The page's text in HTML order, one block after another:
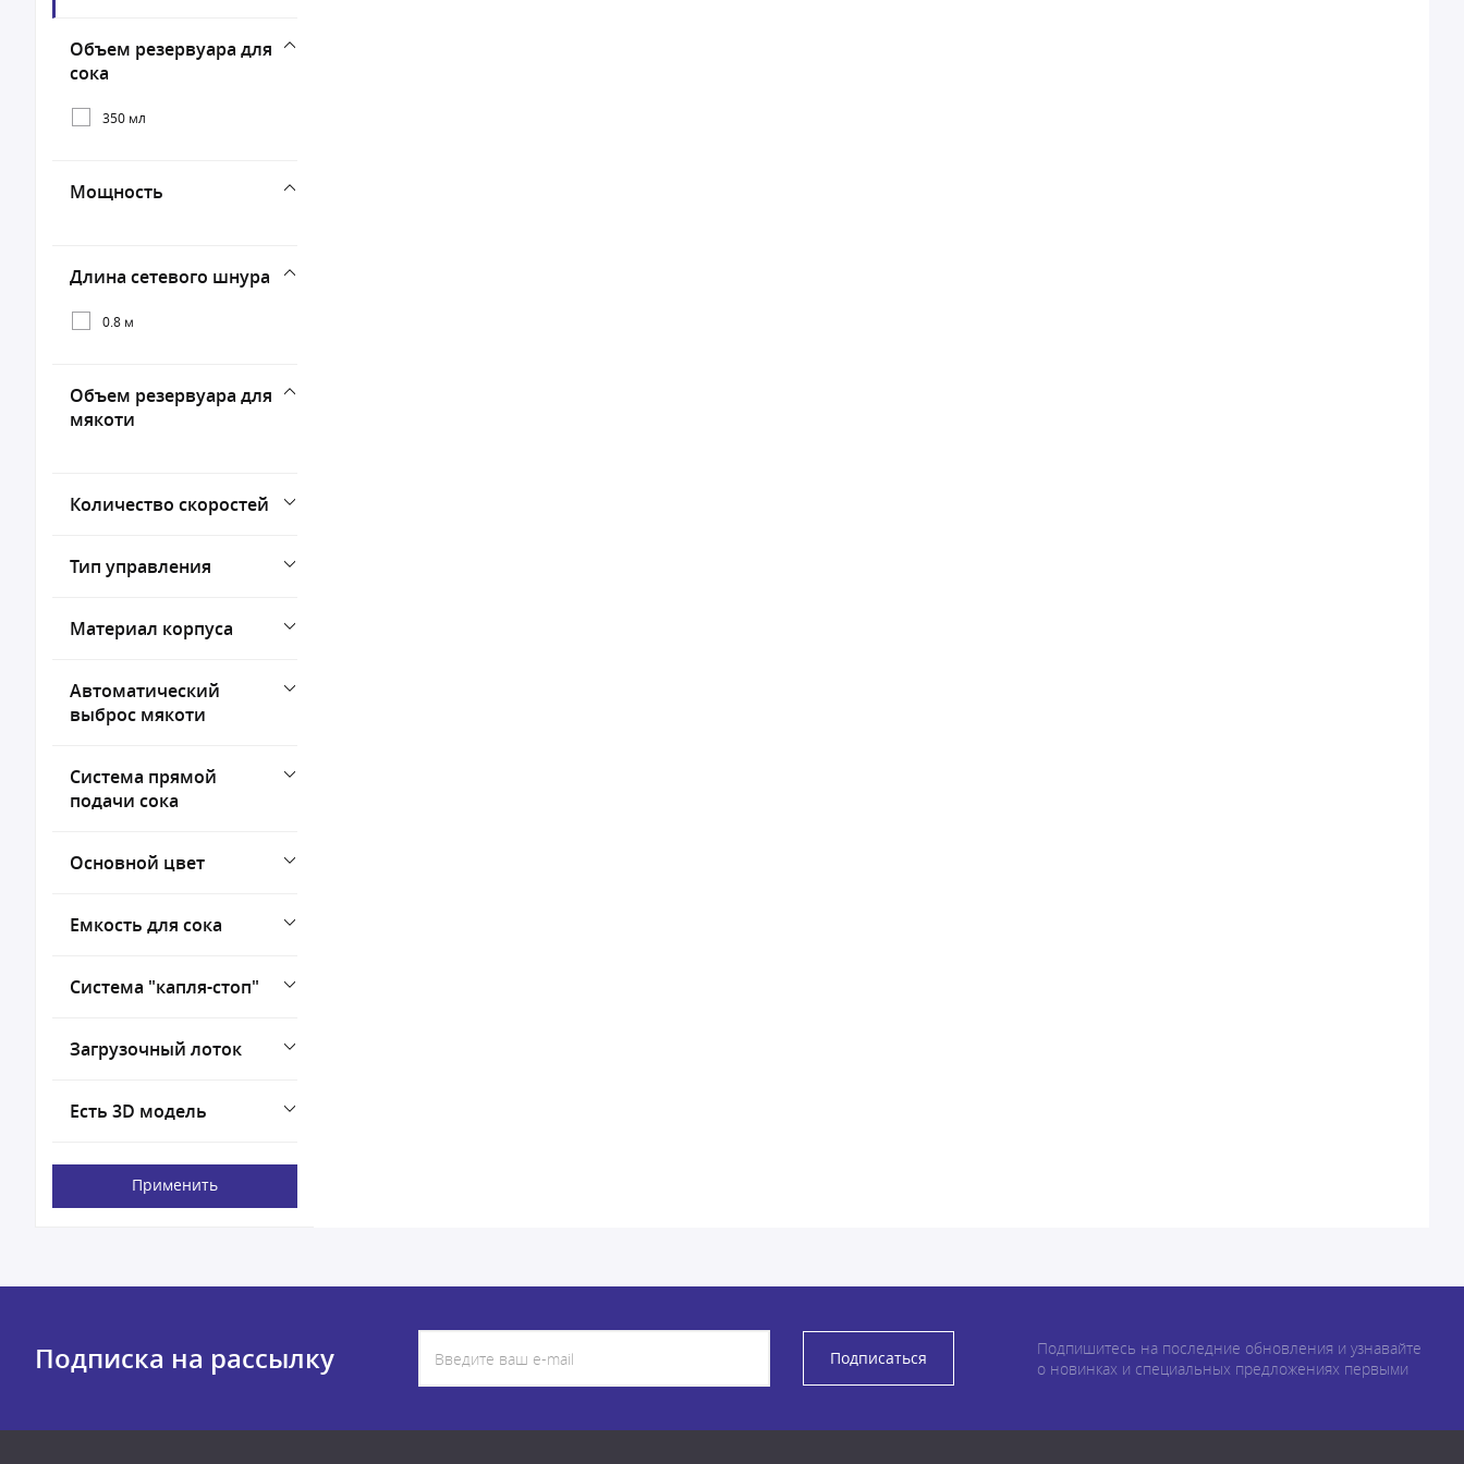
Vitek
Объем резервуара для
сока
350 мл
Мощность
Длина сетевого шнура
0.8 м
Объем резервуара для
мякоти
Количество скоростей
Тип управления
Материал корпуса
Автоматический
выброс мякоти
Система прямой
подачи сока
Основной цвет
Емкость для сока
Система "капля-стоп"
Загрузочный лоток
Есть 3D модель
Применить
Подписка на рассылку Подписаться
Подпишитесь на последние обновления и узнавайте
о новинках и специальных предложениях первыми